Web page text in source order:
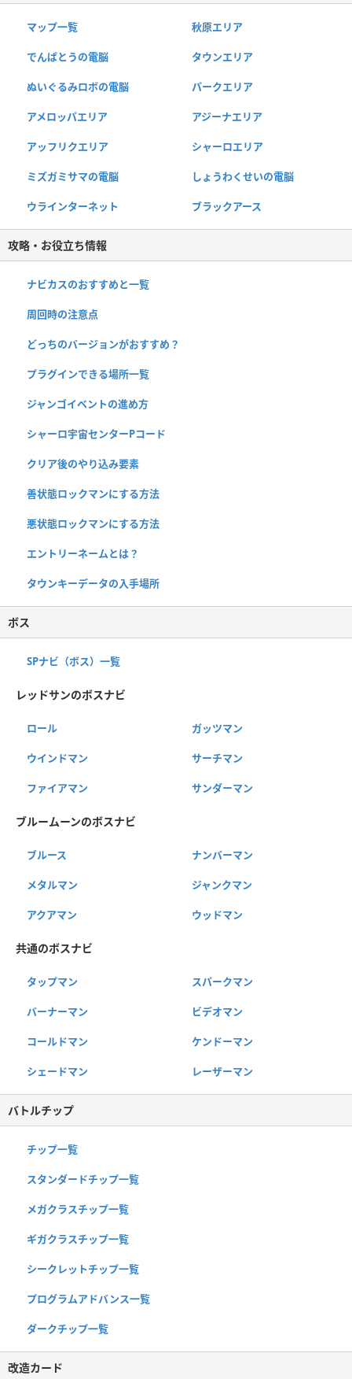
マップ一覧 秋原エリア
でんぱとうの電脳 タウンエリア
ぬいぐるみロボの電脳 パークエリア
アメロッパエリア アジーナエリア
アッフリクエリア シャーロエリア
ミズガミサマの電脳 しょうわくせいの電脳
ウラインターネット ブラックアース
攻略・お役立ち情報
ナビカスのおすすめと一覧
周回時の注意点
どっちのバージョンがおすすめ？
プラグインできる場所一覧
ジャンゴイベントの進め方
シャーロ宇宙センターPコード
クリア後のやり込み要素
善状態ロックマンにする方法
悪状態ロックマンにする方法
エントリーネームとは？
タウンキーデータの入手場所
ボス
SPナビ（ボス）一覧
レッドサンのボスナビ
ロール ガッツマン
ウインドマン サーチマン
ファイアマン サンダーマン
ブルームーンのボスナビ
ブルース ナンバーマン
メタルマン ジャンクマン
アクアマン ウッドマン
共通のボスナビ
タップマン スパークマン
バーナーマン ビデオマン
コールドマン ケンドーマン
シェードマン レーザーマン
バトルチップ
チップ一覧
スタンダードチップ一覧
メガクラスチップ一覧
ギガクラスチップ一覧
シークレットチップ一覧
プログラムアドバンス一覧
ダークチップ一覧
改造カード